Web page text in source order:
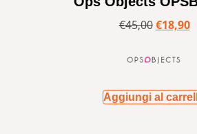
€45,00 €18,90
Aggiungi al